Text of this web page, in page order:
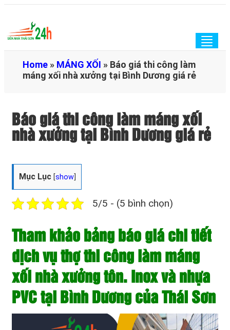
Home » MÁNG XỐI » Báo giá thi công làm
máng xối nhà xưởng tại Bình Dương giá rẻ
Báo giá thi công làm máng xối
nhà xưởng tại Bình Dương giá rẻ
Mục Lục [show
5/5 - (5 bình chọn)
Tham khảo bảng báo giá chi tiết
dịch vụ thợ thi công làm máng
xối nhà xưởng tôn. Inox và nhựa
PVC tại Bình Dương của Thái Sơn